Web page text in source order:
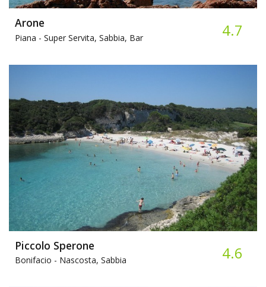
Arone
Piana - Super Servita, Sabbia, Bar 4.7
Piccolo Sperone
Bonifacio - Nascosta, Sabbia 4.6